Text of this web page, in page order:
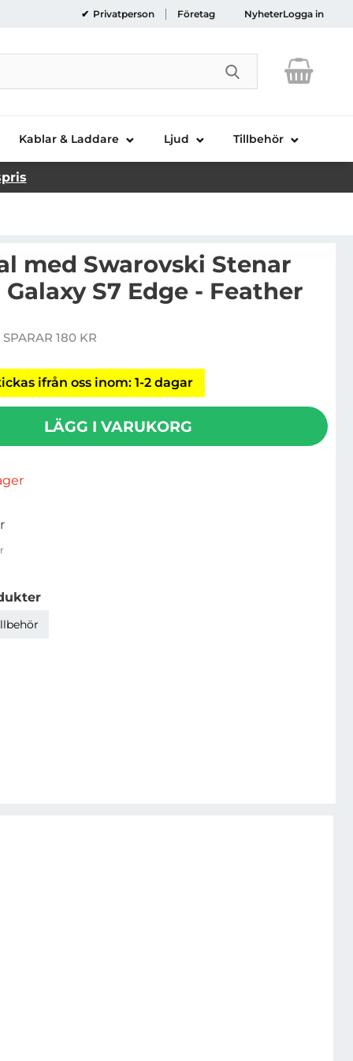
Privatperson Företag NyheterLogga in
Genomför
Kablar & Laddare Ljud Tillbehör
med Swarovski Stenar
S7 Edge - Feather
180 KR
ifrån oss inom: 1-2 dagar
LÄGG I VARUKORG